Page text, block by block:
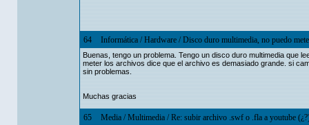
64 Informática/Hardware/Disco duro multimedia, no puedo
Buenas, tengo un problema. Tengo un disco duro multimedia que
meter los archivos dice que el archivo es demasiado grande. si
sin problemas.
Muchas gracias
65 Media/Multimedia/Re: subir archivo .swf o .fla a youtube